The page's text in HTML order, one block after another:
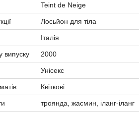
Teint de Neige
Лосьйон для тіла
Італія
випуску 2000
Унісекс
Квіткові
троянда, жасмин, іланг-іланг